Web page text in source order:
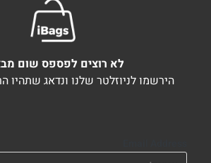
לא רוצים לפספס שום
הירשמו לניוזלטר שלנו ונדאג שתהיו